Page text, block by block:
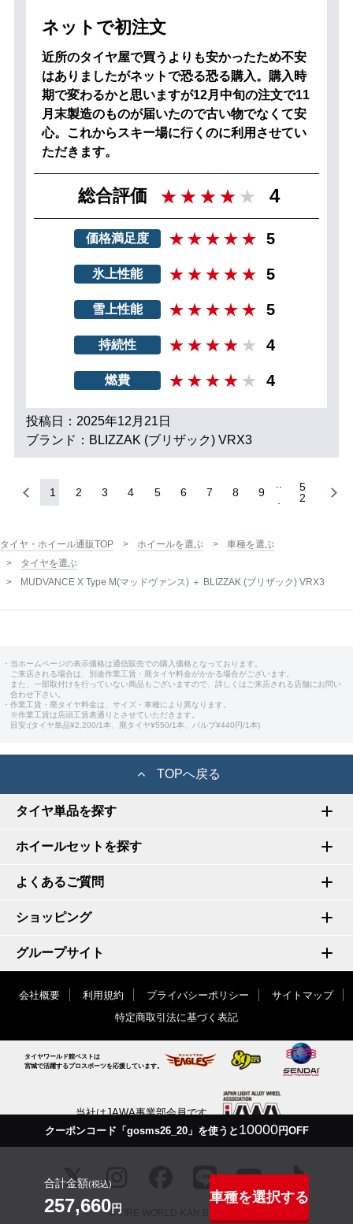
ネットで初注文
近所のタイヤ屋で買うよりも安かったため不安
はありましたがネットで恐る恐る購入。購入時
期で変わるかと思いますが12月中旬の注文で11
月末製造のものが届いたので古い物でなくて安
心。これからスキー場に行くのに利用させてい
ただきます。
総合評価 4
価格満足度 5
氷上性能 5
雪上性能 5
持続性 4
燃費 4
投稿日：2025年12月21日
ブランド：BLIZZAK (ブリザック) VRX3
1 2 3 4 5 6 7 8 9
5
2
クーポンコード「gosms26_20」を使うと 10000円OFF
合計金額(税込)
257,660円
車種を選択する
タイヤ・ホイール通販TOP ホイールを選ぶ
車種を選ぶ
タイヤを選ぶ
MUDVANCE X Type M(マッドヴァンス) ＋ BLIZZAK (ブリザック) VRX3
・当ホームページの表示価格は通信販売での購入価格となっております。
ご来店される場合は、別途作業工賃・廃タイヤ料金がかかる場合がございます。
また、一部取付けを行っていない商品もございますので、詳しくはご来店される店舗にお問い
合わせ下さい。
・作業工賃・廃タイヤ料金は、サイズ・車種により異なります。
※作業工賃は店頭工賃表通りとさせていただきます。
目安:(タイヤ単品¥2,200/1本、廃タイヤ¥550/1本、バルブ¥440円/1本)
TOPへ戻る
タイヤ単品を探す
ホイールセットを探す
よくあるご質問
ショッピング
グループサイト
会社概要 利用規約 プライバシーポリシー
サイトマップ
特定商取引法に基づく表記
タイヤワールド館ベストは
宮城で活躍するプロスポーツを応援しています。
当社はJAWA事業部会員です
© TIRE WORLD-KAN BEST inc.